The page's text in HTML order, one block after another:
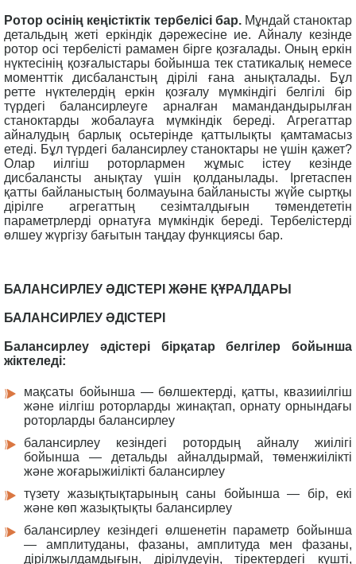
Ротор осінің кеңістіктік тербелісі бар.Мұндай станоктар
детальдың жеті еркіндік дәрежесіне ие. Айналу кезінде
ротор осі тербелісті рамамен бірге қозғалады. Оның еркін
нүктесінің қозғалыстары бойынша тек статикалық немесе
моменттік дисбаланстың дірілі ғана анықталады. Бұл
ретте нүктелердің еркін қозғалу мүмкіндігі белгілі бір
түрдегі балансирлеуге арналған мамандандырылған
станоктарды жобалауға мүмкіндік береді. Агрегаттар
айналудың барлық осьтерінде қаттылықты қамтамасыз
етеді. Бұл түрдегі балансирлеу станоктары не үшін қажет?
Олар иілгіш роторлармен жұмыс істеу кезінде
дисбалансты анықтау үшін қолданылады. Іргетаспен
қатты байланыстың болмауына байланысты жүйе сыртқы
дірілге агрегаттың сезімталдығын төмендететін
параметрлерді орнатуға мүмкіндік береді. Тербелістерді
өлшеу жүргізу бағытын таңдау функциясы бар.
БАЛАНСИРЛЕУ ӘДІСТЕРІ ЖӘНЕ ҚҰРАЛДАРЫ
БАЛАНСИРЛЕУ ӘДІСТЕРІ
Балансирлеу әдістері бірқатар белгілер бойынша
жіктеледі:
мақсаты бойынша — бөлшектерді, қатты, квазииілгіш
және иілгіш роторларды жинақтап, орнату орнындағы
роторларды балансирлеу
балансирлеу кезіндегі ротордың айналу жиілігі
бойынша — детальды айналдырмай, төменжиілікті
және жоғарыжиілікті балансирлеу
түзету жазықтықтарының саны бойынша — бір, екі
және көп жазықтықты балансирлеу
балансирлеу кезіндегі өлшенетін параметр бойынша
— амплитуданы, фазаны, амплитуда мен фазаны,
дірілжылдамдығын, дірілүдеуін, тіректердегі күшті,